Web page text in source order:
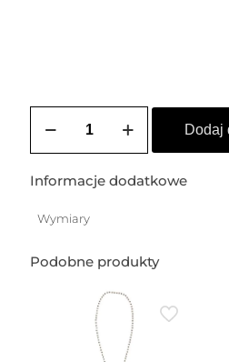
Obrączka
Dodaj
Informacje dodatkowe
Wymiary
Podobne produkty